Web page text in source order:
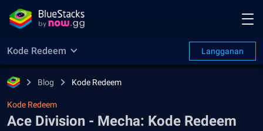
Kode Redeem Langganan
Blog Kode Redeem
Kode Redeem
Ace Division - Mecha: Kode Redeem